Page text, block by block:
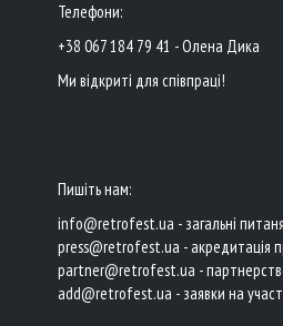
Телефони:
+38 067 184 79 41 - Олена Дика
Ми відкриті для співпраці!
Пишіть нам:
info@retrofest.ua - загальні питаня
press@retrofest.ua - акредитація
partner@retrofest.ua -
add@retrofest.ua - заявки на